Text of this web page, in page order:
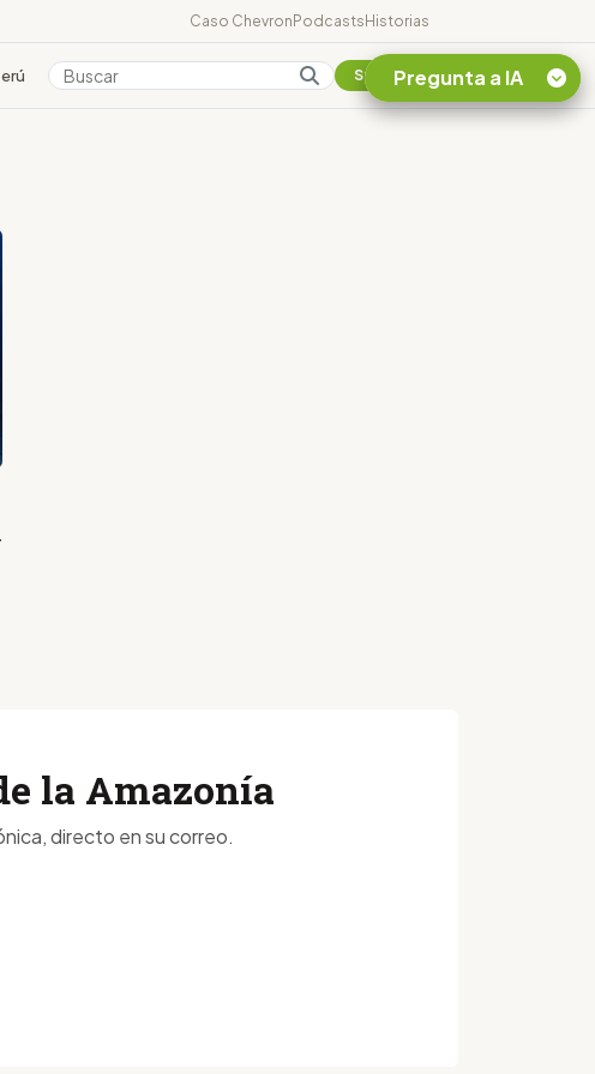
Caso ChevronPodcastsHistorias
Colombia SuscribirsePregunta a IA
la Amazonía
directo en su correo.